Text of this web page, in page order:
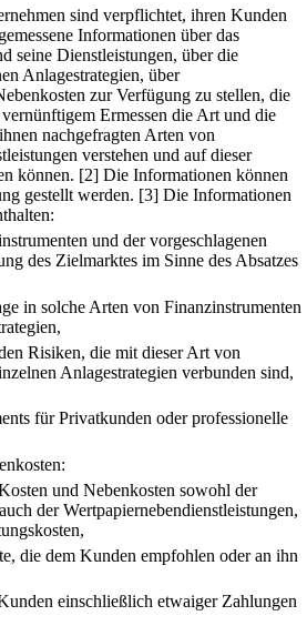
sind verpflichtet, ihren Kunden
Informationen über das
seine Dienstleistungen, über die
Anlagestrategien, über
zur Verfügung zu stellen, die
Ermessen die Art und die
nachgefragten Arten von
verstehen und auf dieser
können. [2] Die Informationen können
gestellt werden. [3] Die Informationen
und der vorgeschlagenen
des Zielmarktes im Sinne des Absatzes
in solche Arten von Finanzinstrumenten
Risiken, die mit dieser Art von
Anlagestrategien verbunden sind,
für Privatkunden oder professionelle
und Nebenkosten sowohl der
der Wertpapiernebendienstleistungen,
die dem Kunden empfohlen oder an ihn
einschließlich etwaiger Zahlungen